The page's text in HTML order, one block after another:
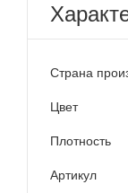
Страна
Цвет
Плотность
Артикул